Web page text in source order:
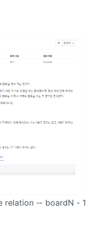
relation -- boardN - 1